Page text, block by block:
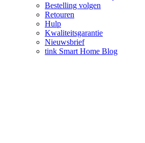
Bestelling volgen
Retouren
Hulp
Kwaliteitsgarantie
Nieuwsbrief
tink Smart Home Blog